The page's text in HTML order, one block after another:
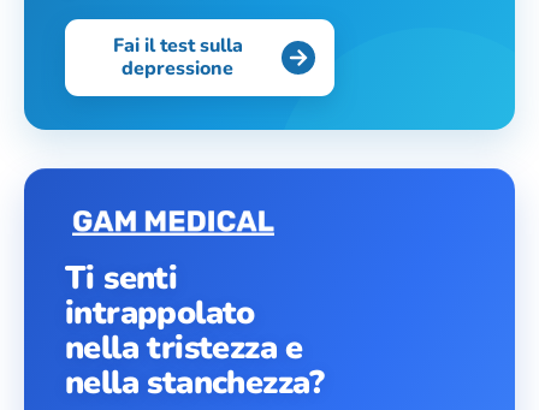
Fai il test sulla
depressione
Ti senti
intrappolato
nella tristezza e
nella stanchezza?